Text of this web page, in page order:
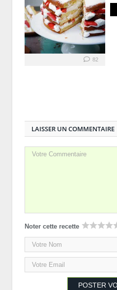
82
LAISSER UN COMMENTAIRE
Noter cette recette